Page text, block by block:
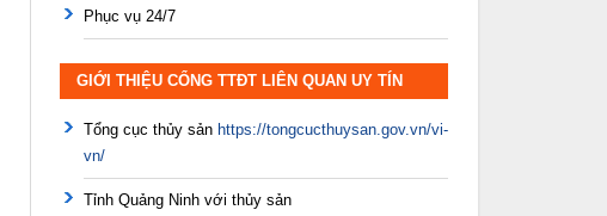
Phục vụ 24/7
GIỚI THIỆU CỔNG TTĐT LIÊN QUAN UY TÍN
Tổng cục thủy sản https://tongcucthuysan.gov.vn/vi-
vn/
Tỉnh Quảng Ninh với thủy sản